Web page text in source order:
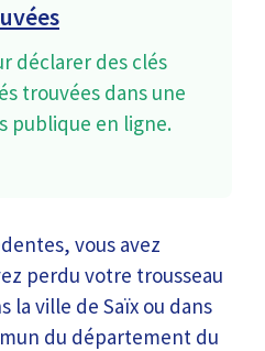
déclarer des clés
trouvées dans une
publique en ligne.
vous avez
perdu votre trousseau
la ville de Saïx ou dans
du département du